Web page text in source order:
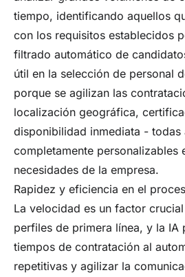
tiempo, identificando aquellos
con los requisitos establecidos
filtrado automático de
útil en la selección de personal
porque se agilizan las
localización geográfica,
disponibilidad inmediata - todas
completamente personalizables
necesidades de la empresa.
Rapidez y eficiencia en el
La velocidad es un factor
perfiles de primera línea, y la IA
tiempos de contratación al
repetitivas y agilizar la